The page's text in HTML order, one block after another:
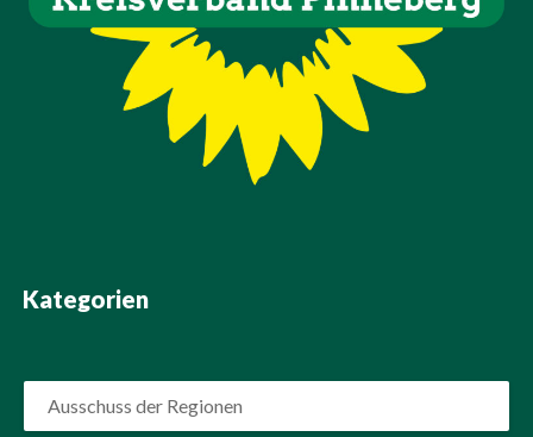
Kategorien
Ausschuss der Regionen